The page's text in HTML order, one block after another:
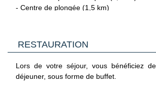
- Centre de plongée (1,5 km)
RESTAURATION
Lors de votre séjour, vous bénéficiez
déjeuner, sous forme de buffet.